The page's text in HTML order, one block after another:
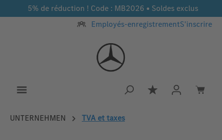
Passer au contenu principal
5% de réduction ! Code : MB2026 • Soldes exclus
Employés-enregistrementS'inscrire
Vous avez 0
UNTERNEHMEN TVA et taxes